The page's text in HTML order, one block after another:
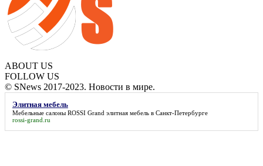
ABOUT US
FOLLOW US
© SNews 2017-2023. Новости в мире.
Элитная мебель
Мебельные салоны ROSSI Grand элитная мебель в Санкт-Петербурге
rossi-grand.ru